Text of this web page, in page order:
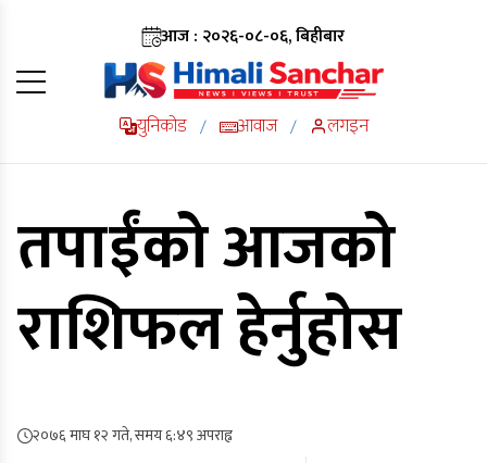
आज : २०२६-०८-०६, बिहीबार
युनिकोड / आवाज / लगइन
तपाईंको आजको
राशिफल हेर्नुहोस
२०७६ माघ १२ गते, समय ६:४९ अपराह्न